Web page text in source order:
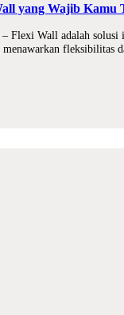
yang Wajib Kamu
Flexi Wall adalah solusi
fleksibilitas